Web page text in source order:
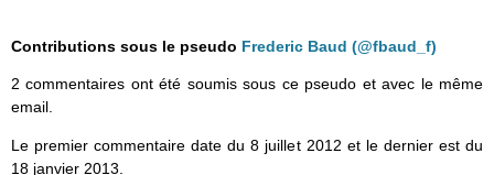
Contributions sous le pseudo Frederic Baud (@fbaud_f)
2 commentaires ont été soumis sous ce pseudo et avec le même
email.
Le premier commentaire date du 8 juillet 2012 et le dernier est du
18 janvier 2013.